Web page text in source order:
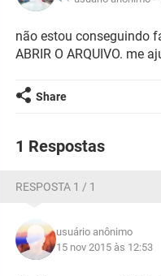
não estou conseguindo
ABRIR O ARQUIVO. me
Share
1 Respostas
RESPOSTA 1 / 1
usuário anônimo
15 nov 2015 às 12:53